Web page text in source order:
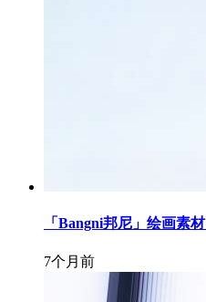
「Bangni邦尼」绘画素
7个月前